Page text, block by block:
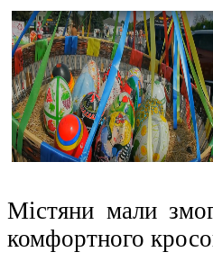
Містяни мали
комфортного